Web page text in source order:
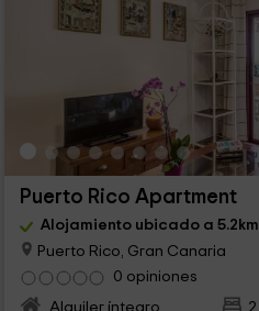
Puerto Rico Apartment
Alojamiento ubicado a
Puerto Rico, Gran Canaria
0 opiniones
Alquiler íntegro